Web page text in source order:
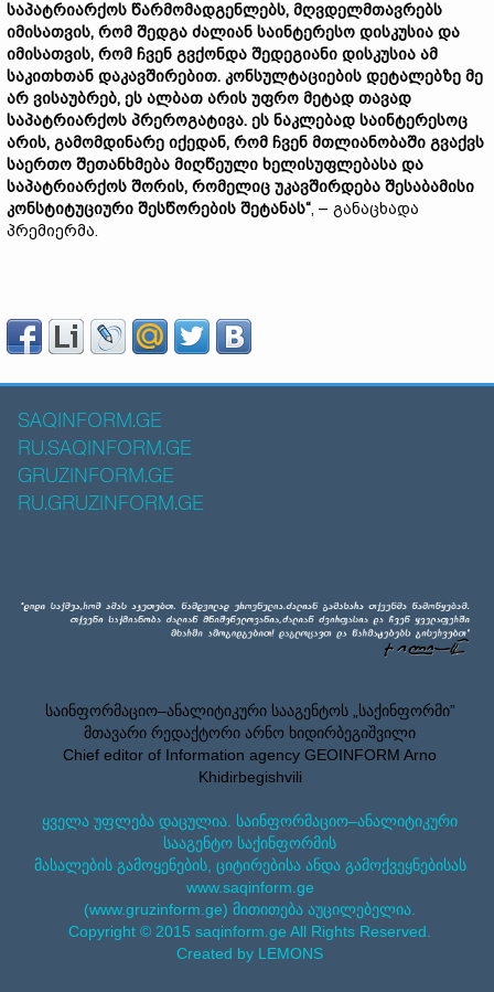
საპატრიარქოს წარმომადგენლებს, მღვდელმთავრებს
იმისათვის, რომ შედგა ძალიან საინტერესო დისკუსია და
იმისათვის, რომ ჩვენ გვქონდა შედეგიანი დისკუსია ამ
საკითხთან დაკავშირებით. კონსულტაციების დეტალებზე მე
არ ვისაუბრებ, ეს ალბათ არის უფრო მეტად თავად
საპატრიარქოს პრეროგატივა. ეს ნაკლებად საინტერესოც
არის, გამომდინარე იქედან, რომ ჩვენ მთლიანობაში გვაქვს
საერთო შეთანხმება მიღწეული ხელისუფლებასა და
საპატრიარქოს შორის, რომელიც უკავშირდება შესაბამისი
კონსტიტუციური შესწორების შეტანას“, – განაცხადა
პრემიერმა.
SAQINFORM.GE
RU.SAQINFORM.GE
GRUZINFORM.GE
RU.GRUZINFORM.GE
საინფორმაციო–ანალიტიკური სააგენტოს „საქინფორმი”
მთავარი რედაქტორი არნო ხიდირბეგიშვილი
Chief editor of Information agency GEOINFORM Arno
Khidirbegishvili
ყველა უფლება დაცულია. საინფორმაციო–ანალიტიკური
სააგენტო საქინფორმის
მასალების გამოყენების, ციტირებისა ანდა გამოქვეყნებისას
www.saqinform.ge
(www.gruzinform.ge) მითითება აუცილებელია.
Copyright © 2015 saqinform.ge All Rights Reserved.
Created by LEMONS